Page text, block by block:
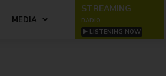
MEDIA
STREAMING
RADIO
LISTENING NOW